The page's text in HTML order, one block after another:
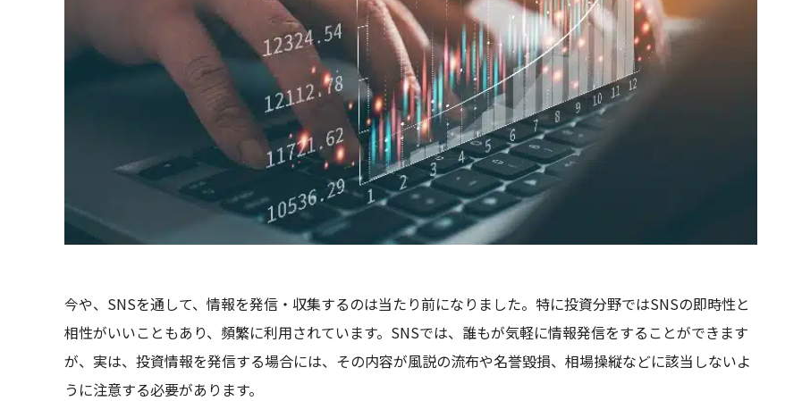
今や、SNSを通して、情報を発信・収集するのは当たり前になりました。特に投資分野ではSNSの即時性と
相性がいいこともあり、頻繁に利用されています。SNSでは、誰もが気軽に情報発信をすることができます
が、実は、投資情報を発信する場合には、その内容が風説の流布や名誉毀損、相場操縦などに該当しないよ
うに注意する必要があります。